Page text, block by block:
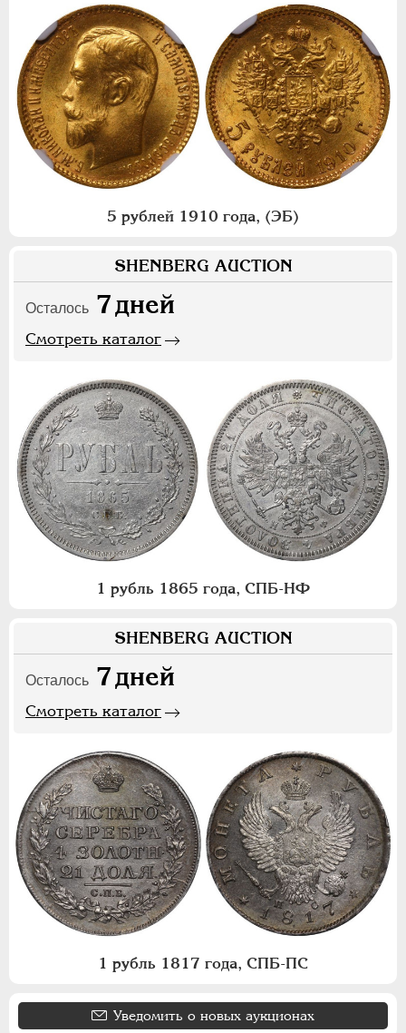
5 рублей 1910 года, (ЭБ)
SHENBERG AUCTION
Осталось 7дней
Смотреть каталог
1 рубль 1865 года, СПБ-НФ
SHENBERG AUCTION
Осталось 7дней
Смотреть каталог
1 рубль 1817 года, СПБ-ПС
Уведомить о новых аукционах